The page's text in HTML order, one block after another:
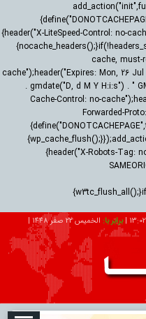
{header("X-LiteSpeed-Control: no-
cache, must-
cache");header("Expires: Mon, 26 Jul
. gmdate("D, d M Y H:i:s") . "
Cache-Control: no-
Forwarded-
{header("X-Robots-Tag:
|برابر با: الخميس 22 صفر 1448
|
تبلیغات درباره ما ارتباط با ما